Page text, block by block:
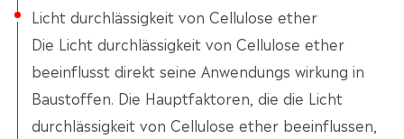
Licht durchlässigkeit von Cellulose ether
Die Licht durchlässigkeit von Cellulose ether
beeinflusst direkt seine Anwendungs wirkung in
Baustoffen. Die Hauptfaktoren, die die Licht
durchlässigkeit von Cellulose ether beeinflussen,